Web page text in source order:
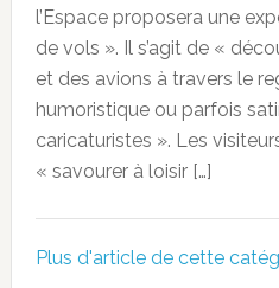
l’Espace proposera une
de vols ». Il s’agit de «
et des avions à travers le
humoristique ou parfois
caricaturistes ». Les
« savourer à loisir […]
Plus d'article de cette